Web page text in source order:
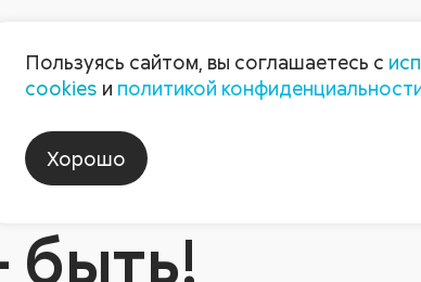
Пресс-центр
Компания
Пользуясь сайтом, вы соглашаетесь с
cookies и политикой
Хорошо